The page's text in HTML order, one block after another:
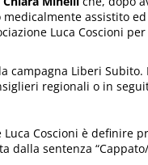
assistito
Luca Coscioni
campagna Liberi
regionali o in
Luca Coscioni è definire
dalla sentenza